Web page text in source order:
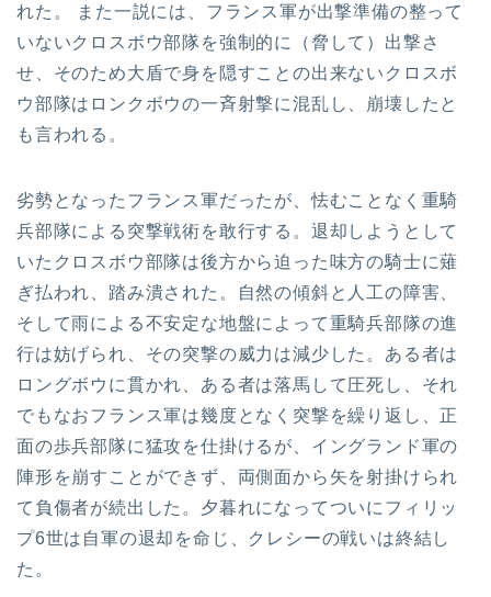
れた。 また一説には、フランス軍が出撃準備の整って
いないクロスボウ部隊を強制的に（脅して）出撃さ
せ、そのため大盾で身を隠すことの出来ないクロスボ
ウ部隊はロンクボウの一斉射撃に混乱し、崩壊したと
も言われる。
劣勢となったフランス軍だったが、怯むことなく重騎
兵部隊による突撃戦術を敢行する。退却しようとして
いたクロスボウ部隊は後方から迫った味方の騎士に薙
ぎ払われ、踏み潰された。自然の傾斜と人工の障害、
そして雨による不安定な地盤によって重騎兵部隊の進
行は妨げられ、その突撃の威力は減少した。ある者は
ロングボウに貫かれ、ある者は落馬して圧死し、それ
でもなおフランス軍は幾度となく突撃を繰り返し、正
面の歩兵部隊に猛攻を仕掛けるが、イングランド軍の
陣形を崩すことができず、両側面から矢を射掛けられ
て負傷者が続出した。夕暮れになってついにフィリッ
プ6世は自軍の退却を命じ、クレシーの戦いは終結し
た。